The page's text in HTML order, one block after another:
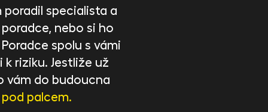
poradil specialista a
nebo si ho
Poradce spolu s vámi
riziku. Jestliže už
vám do budoucna
pod palcem.